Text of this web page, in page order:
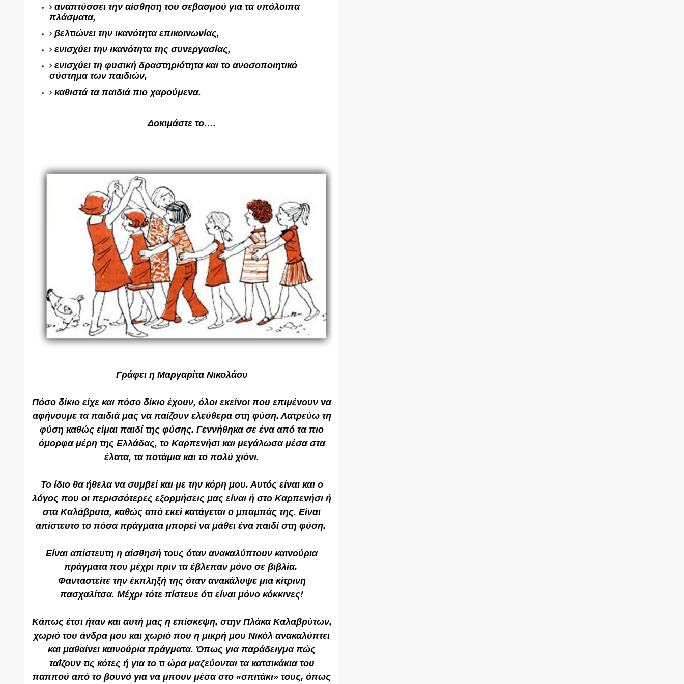
αναπτύσσει την αίσθηση του σεβασμού για τα υπόλοιπα
πλάσματα,
βελτιώνει την ικανότητα επικοινωνίας,
ενισχύει την ικανότητα της συνεργασίας,
ενισχύει τη φυσική δραστηριότητα και το ανοσοποιητικό
σύστημα των παιδιών,
καθιστά τα παιδιά πιο χαρούμενα.
Δοκιμάστε το….
Γράφει η Μαργαρίτα Νικολάου
Πόσο δίκιο είχε και πόσο δίκιο έχουν, όλοι εκείνοι που επιμένουν να
αφήνουμε τα παιδιά μας να παίζουν ελεύθερα στη φύση. Λατρεύω τη
φύση καθώς είμαι παιδί της φύσης. Γεννήθηκα σε ένα από τα πιο
όμορφα μέρη της Ελλάδας, το Καρπενήσι και μεγάλωσα μέσα στα
έλατα, τα ποτάμια και το πολύ χιόνι.
Το ίδιο θα ήθελα να συμβεί και με την κόρη μου. Αυτός είναι και ο
λόγος που οι περισσότερες εξορμήσεις μας είναι ή στο Καρπενήσι ή
στα Καλάβρυτα, καθώς από εκεί κατάγεται ο μπαμπάς της. Είναι
απίστευτο το πόσα πράγματα μπορεί να μάθει ένα παιδί στη φύση.
Είναι απίστευτη η αίσθησή τους όταν ανακαλύπτουν καινούρια
πράγματα που μέχρι πριν τα έβλεπαν μόνο σε βιβλία.
Φανταστείτε την έκπληξή της όταν ανακάλυψε μια κίτρινη
πασχαλίτσα. Μέχρι τότε πίστευε ότι είναι μόνο κόκκινες!
Κάπως έτσι ήταν και αυτή μας η επίσκεψη, στην Πλάκα Καλαβρύτων,
χωριό του άνδρα μου και χωριό που η μικρή μου Νικόλ ανακαλύπτει
και μαθαίνει καινούρια πράγματα. Όπως για παράδειγμα πώς
ταΐζουν τις κότες ή για το τι ώρα μαζεύονται τα κατσικάκια του
παππού από το βουνό για να μπουν μέσα στο «σπιτάκι» τους, όπως